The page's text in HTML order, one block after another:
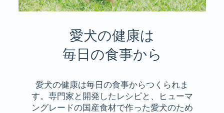
愛犬の健康は
毎日の食事から
愛犬の健康は毎日の食事からつくられま
す。専門家と開発したレシピと、ヒューマ
ングレードの国産食材で作った愛犬のため